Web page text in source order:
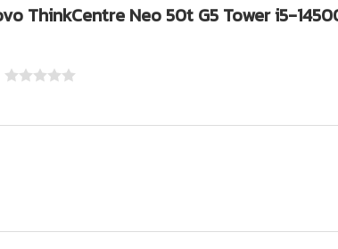
ThinkCentre Neo 50t G5 Tower i5-